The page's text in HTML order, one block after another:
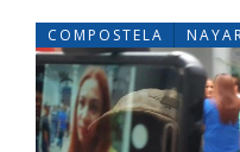
COMPOSTELA